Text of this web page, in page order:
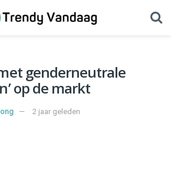
genderneutrale
op de markt
2 jaar geleden